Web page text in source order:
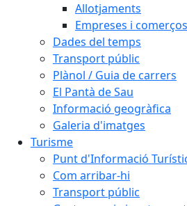
Allotjaments
Empreses i comerços
Dades del temps
Transport públic
Plànol / Guia de carrers
El Pantà de Sau
Informació geogràfica
Galeria d'imatges
Turisme
Punt d'Informació
Com arribar-hi
Transport públic